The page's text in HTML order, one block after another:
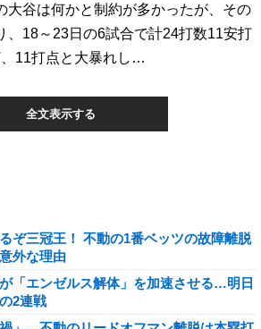
大谷は何かと制約が多かったが、その
、18～23日の6試合で計24打数11安打
11打点と大暴れし…
全文表示する
ぞ三冠王！ 不動の1番ベッツの故障離脱
外な理由
「エンゼルス解体」を加速させる…明日
2連戦